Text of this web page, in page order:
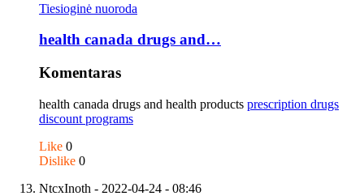
Tiesioginė nuoroda
health canada drugs and…
Komentaras
health canada drugs and health products prescription drugs
discount programs
Like 0
Dislike 0
NtcxInoth - 2022-04-24 - 08:46